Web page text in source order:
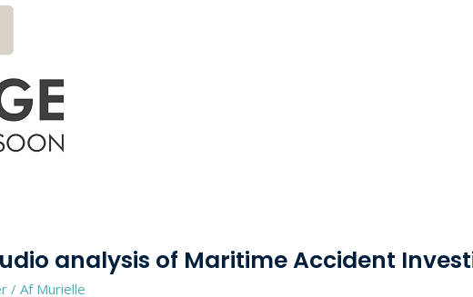
analysis of Maritime Accident
/ Af Murielle